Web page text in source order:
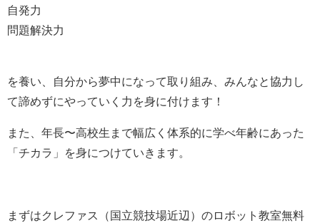
自発力
問題解決力
を養い、自分から夢中になって取り組み、みんなと協力し
て諦めずにやっていく力を身に付けます！
また、 年長〜高校生まで幅広く体系的に学べ年齢にあった
「チカラ」を身につけていきます。
まずはクレファス（国立競技場近辺）のロボット教室無料